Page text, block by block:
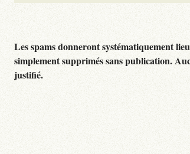
Les spams donneront systématiquement
simplement supprimés sans publication.
justifié.